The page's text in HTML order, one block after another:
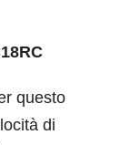
questo
di